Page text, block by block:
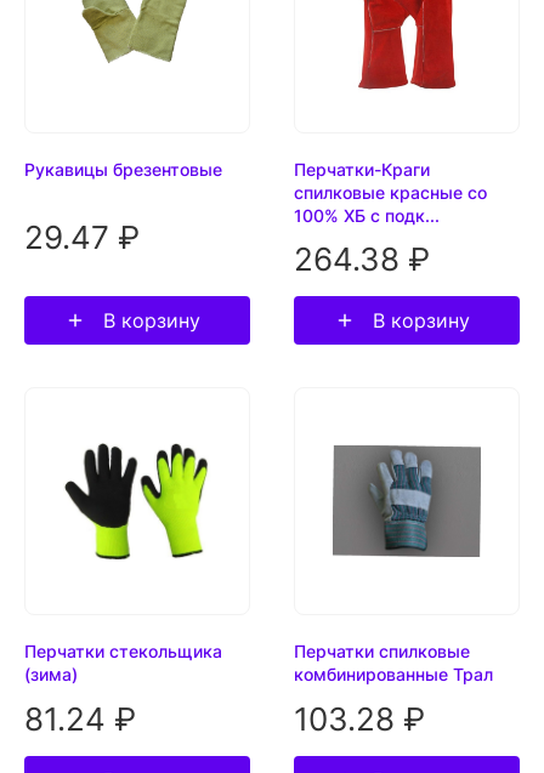
Рукавицы брезентовые
29.47 ₽
В корзину
Перчатки-Краги
спилковые красные со
100% ХБ с подк...
264.38 ₽
В корзину
Перчатки стекольщика
(зима)
81.24 ₽
Перчатки спилковые
комбинированные Трал
103.28 ₽